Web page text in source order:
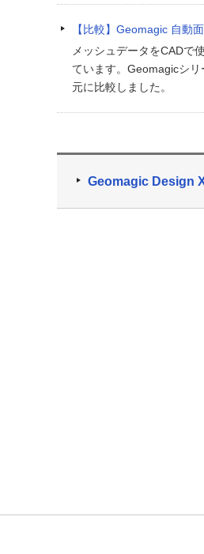
【比較】Geomagic 自動
メッシュデータをCADで
ています。Geomagicシ
元に比較しました。
Geomagic Design